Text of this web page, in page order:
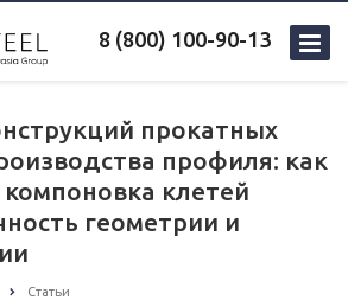
8 (800) 100-90-13
прокатных
профиля: как
компоновка клетей
геометрии и
Статьи